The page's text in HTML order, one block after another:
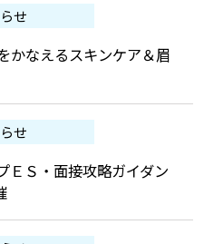
せ
かなえるスキンケア＆眉
せ
ＥＳ・面接攻略ガイダン